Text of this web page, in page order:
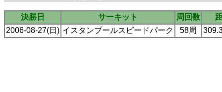
決勝日 サーキット 周回数
2006-08-27(日) イスタンブールスピードパーク 58周